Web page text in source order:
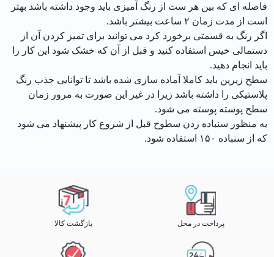
فاصله ای که بین هر ست از رنگ آمیزی باید وجود داشته باشد بهتر
است از مدت زمان ۲ ساعت بیشتر باشد.
اگر رنگ به قسمتی برخورد کرد می توانید برای تمیز کردن آن از
دستمالی خیس استفاده کنید و قبل از آن که خشک شود این کار را
باید انجام دهید.
سطح زیرین باید کاملا آماده سازی شده باشد تا توانایی جذب رنگ
پلاستیکی را داشته باشد زیرا در غیر این صورت به مرور زمان
سطح پوسته پوسته می شود.
به منظور سنباده زدن سطوح قبل از شروع کار پیشنهاد می شود
که از سنباده ۱۵۰ استفاده شود.
پرداخت در محل بازگشت کالا